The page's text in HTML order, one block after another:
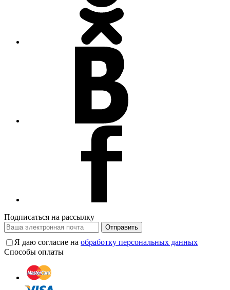
Подписаться на рассылку
Отправить
Я даю согласие на обработку персональных данных
Способы оплаты